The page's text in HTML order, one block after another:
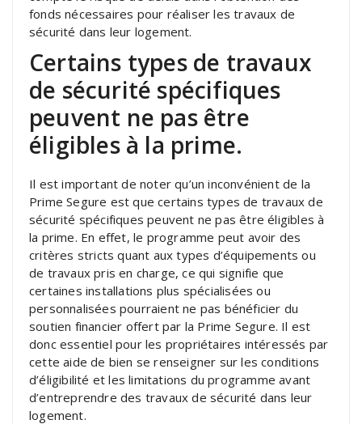
fonds nécessaires pour réaliser les travaux de
sécurité dans leur logement.
Certains types de travaux
de sécurité spécifiques
peuvent ne pas être
éligibles à la prime.
Il est important de noter qu’un inconvénient de la
Prime Segure est que certains types de travaux de
sécurité spécifiques peuvent ne pas être éligibles à
la prime. En effet, le programme peut avoir des
critères stricts quant aux types d’équipements ou
de travaux pris en charge, ce qui signifie que
certaines installations plus spécialisées ou
personnalisées pourraient ne pas bénéficier du
soutien financier offert par la Prime Segure. Il est
donc essentiel pour les propriétaires intéressés par
cette aide de bien se renseigner sur les conditions
d’éligibilité et les limitations du programme avant
d’entreprendre des travaux de sécurité dans leur
logement.